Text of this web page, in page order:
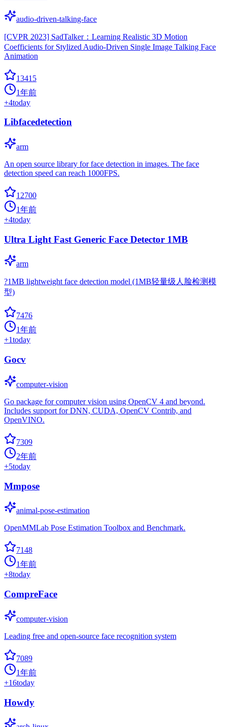
audio-driven-talking-face
[CVPR 2023] SadTalker：Learning Realistic 3D Motion
Coefficients for Stylized Audio-Driven Single Image Talking Face
Animation
13415
1年前
+4today
Libfacedetection
arm
An open source library for face detection in images. The face
detection speed can reach 1000FPS.
12700
1年前
+4today
Ultra Light Fast Generic Face Detector 1MB
arm
?1MB lightweight face detection model (1MB轻量级人脸检测模
型)
7476
1年前
+1today
Gocv
computer-vision
Go package for computer vision using OpenCV 4 and beyond.
Includes support for DNN, CUDA, OpenCV Contrib, and
OpenVINO.
7309
2年前
+5today
Mmpose
animal-pose-estimation
OpenMMLab Pose Estimation Toolbox and Benchmark.
7148
1年前
+8today
CompreFace
computer-vision
Leading free and open-source face recognition system
7089
1年前
+16today
Howdy